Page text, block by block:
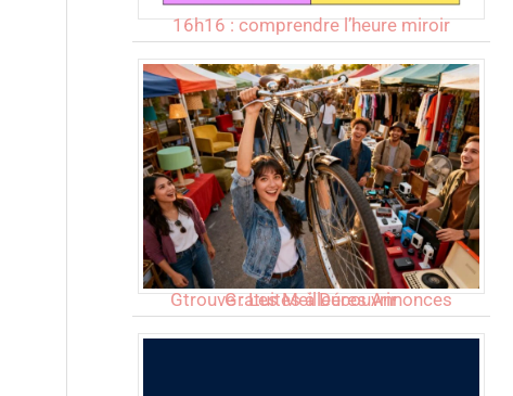
16h16 : comprendre l’heure miroir
Gtrouve : Les Meilleures Annonces Gratuites à Découvrir